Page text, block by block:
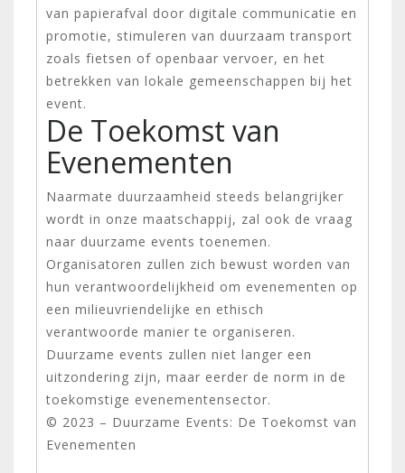
van papierafval door digitale communicatie en
promotie, stimuleren van duurzaam transport
zoals fietsen of openbaar vervoer, en het
betrekken van lokale gemeenschappen bij het
event.
De Toekomst van
Evenementen
Naarmate duurzaamheid steeds belangrijker
wordt in onze maatschappij, zal ook de vraag
naar duurzame events toenemen.
Organisatoren zullen zich bewust worden van
hun verantwoordelijkheid om evenementen op
een milieuvriendelijke en ethisch
verantwoorde manier te organiseren.
Duurzame events zullen niet langer een
uitzondering zijn, maar eerder de norm in de
toekomstige evenementensector.
© 2023 – Duurzame Events: De Toekomst van
Evenementen